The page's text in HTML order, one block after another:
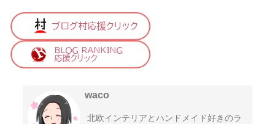
waco
北欧インテリアとハンドメイド好きのラ